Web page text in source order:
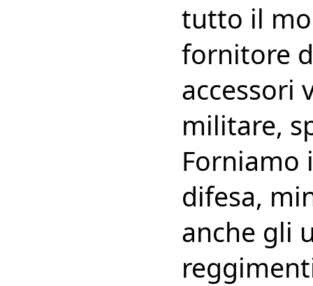
tutto il
fornitore
accessori
militare,
Forniamo
difesa,
anche gli